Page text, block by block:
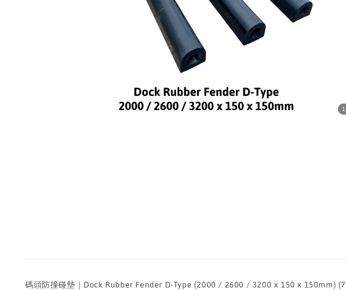
1
碼頭防撞碰墊｜Dock Rubber Fender D-Type (2000 / 2600 / 3200 x 150 x 150mm)